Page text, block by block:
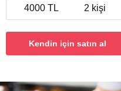
4000 TL 2 kişi
Kendin için satın al